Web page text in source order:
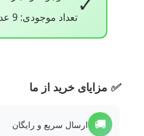
تعداد موجودی: 9 عدد
✅ مزایای خرید از ما
🚚 ارسال سریع و رایگان